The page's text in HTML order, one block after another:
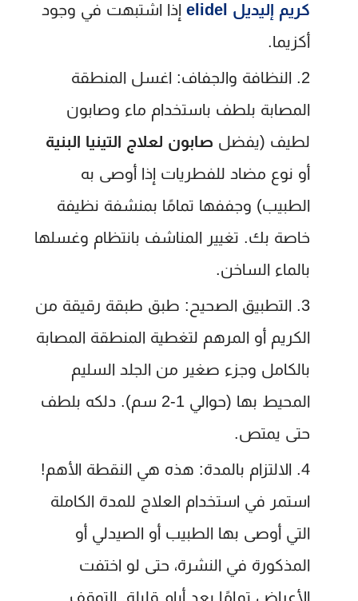
كريم إليديل elidel
إذا اشتبهت في وجود
أكزيما.
النظافة والجفاف: اغسل المنطقة
المصابة بلطف باستخدام ماء وصابون
لطيف (يفضل صابون لعلاج التينيا البنية
أو نوع مضاد للفطريات إذا أوصى به
الطبيب) وجففها تمامًا بمنشفة نظيفة
خاصة بك. تغيير المناشف بانتظام وغسلها
بالماء الساخن.
التطبيق الصحيح: طبق طبقة رقيقة من
الكريم أو المرهم لتغطية المنطقة المصابة
بالكامل وجزء صغير من الجلد السليم
المحيط بها (حوالي 1-2 سم). دلكه بلطف
حتى يمتص.
الالتزام بالمدة: هذه هي النقطة الأهم!
استمر في استخدام العلاج للمدة الكاملة
التي أوصى بها الطبيب أو الصيدلي أو
المذكورة في النشرة، حتى لو اختفت
الأعراض تمامًا بعد أيام قليلة. التوقف